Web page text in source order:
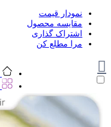
نمودار قیمت
مقایسه محصول
اشتراک گذاری
مرا مطلع کن